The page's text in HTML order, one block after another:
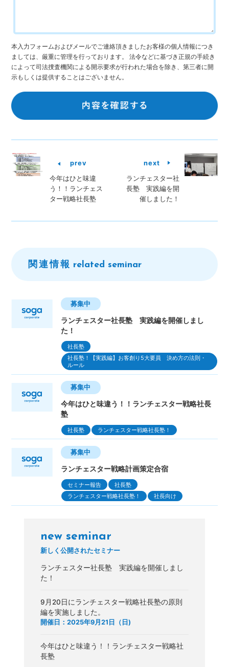
本入力フォームおよびメールでご連絡頂きましたお客様の個人情報につき
ましては、厳重に管理を行っております。 法令などに基づき正規の手続き
によって司法捜査機関による開示要求が行われた場合を除き、第三者に開
示もしくは提供することはございません。
prev
今年はひと味違
う！！ランチェス
ター戦略社長塾
next
ランチェスター社
長塾 実践編を開
催しました！
関連情報 related seminar
募集中
ランチェスター社長塾 実践編を開催しまし
た！
社長塾
社長塾！【実践編】お客創り5大要員 決め方の法則・
ルール
募集中
今年はひと味違う！！ランチェスター戦略社長
塾
社長塾 ランチェスター戦略社長塾！
募集中
ランチェスター戦略計画策定合宿
セミナー報告
社長塾
ランチェスター戦略社長塾！
社長向け
new seminar
新しく公開されたセミナー
ランチェスター社長塾 実践編を開催しまし
た！
9月20日にランチェスター戦略社長塾の原則
編を実施しました。
開催日：2025年9月21日（日)
今年はひと味違う！！ランチェスター戦略社
長塾